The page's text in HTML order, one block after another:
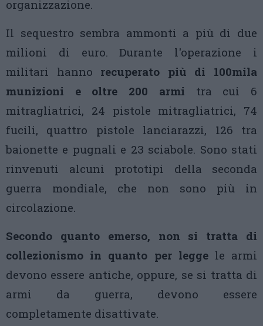
organizzazione.
Il sequestro sembra ammonti a più di due
milioni di euro. Durante l'operazione i
militari hanno recuperato più di 100mila
munizioni e oltre 200 armi tra cui 6
mitragliatrici, 24 pistole mitragliatrici, 74
fucili, quattro pistole lanciarazzi, 126 tra
baionette e pugnali e 23 sciabole. Sono stati
rinvenuti alcuni prototipi della seconda
guerra mondiale, che non sono più in
circolazione.
Secondo quanto emerso, non si tratta di
collezionismo in quanto per leggele armi
devono essere antiche, oppure, se si tratta di
armi da guerra, devono essere
completamente disattivate.